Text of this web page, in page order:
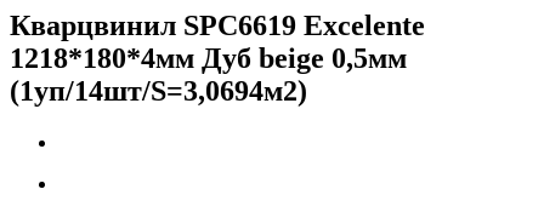
Кварцвинил SPC6619 Excelente
1218*180*4мм Дуб beige 0,5мм
(1уп/14шт/S=3,0694м2)